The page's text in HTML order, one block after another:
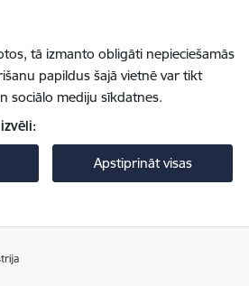
tā izmanto obligāti nepieciešamās
papildus šajā vietnē var tikt
sociālo mediju sīkdatnes.
Apstiprināt visas